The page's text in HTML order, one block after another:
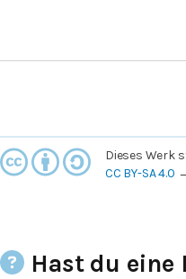
Dieses Werk
CC BY-SA 4.0
Hast du eine